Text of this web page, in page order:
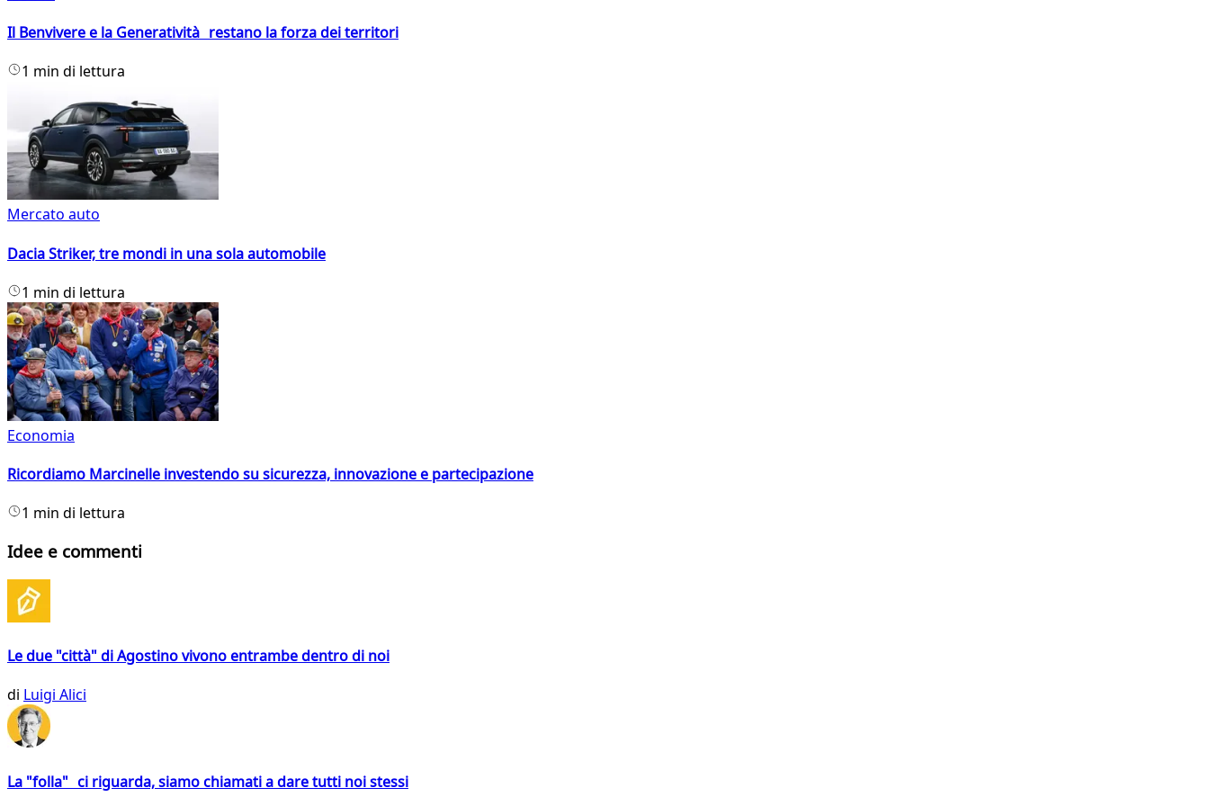
Il Benvivere e la Generatività restano la forza dei territori
1 min di lettura
Mercato auto
Dacia Striker, tre mondi in una sola automobile
1 min di lettura
Economia
Ricordiamo Marcinelle investendo su sicurezza, innovazione e partecipazione
1 min di lettura
Idee e commenti
Le due "città" di Agostino vivono entrambe dentro di noi
di Luigi Alici
La "folla" ci riguarda, siamo chiamati a dare tutti noi stessi